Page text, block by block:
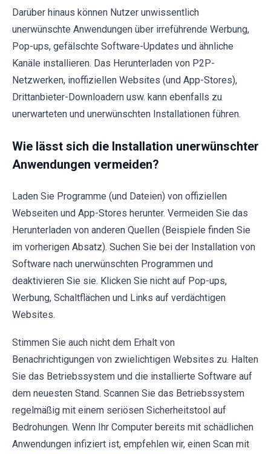
Darüber hinaus können Nutzer unwissentlich
unerwünschte Anwendungen über irreführende Werbung,
Pop-ups, gefälschte Software-Updates und ähnliche
Kanäle installieren. Das Herunterladen von P2P-
Netzwerken, inoffiziellen Websites (und App-Stores),
Drittanbieter-Downloadern usw. kann ebenfalls zu
unerwarteten und unerwünschten Installationen führen.
Wie lässt sich die Installation unerwünschter
Anwendungen vermeiden?
Laden Sie Programme (und Dateien) von offiziellen
Webseiten und App-Stores herunter. Vermeiden Sie das
Herunterladen von anderen Quellen (Beispiele finden Sie
im vorherigen Absatz). Suchen Sie bei der Installation von
Software nach unerwünschten Programmen und
deaktivieren Sie sie. Klicken Sie nicht auf Pop-ups,
Werbung, Schaltflächen und Links auf verdächtigen
Websites.
Stimmen Sie auch nicht dem Erhalt von
Benachrichtigungen von zwielichtigen Websites zu. Halten
Sie das Betriebssystem und die installierte Software auf
dem neuesten Stand. Scannen Sie das Betriebssystem
regelmäßig mit einem seriösen Sicherheitstool auf
Bedrohungen. Wenn Ihr Computer bereits mit schädlichen
Anwendungen infiziert ist, empfehlen wir, einen Scan mit